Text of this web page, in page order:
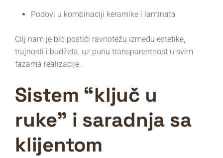
Podovi u kombinaciji keramike i laminata
Cilj nam je bio postići ravnotežu između estetike,
trajnosti i budžeta, uz punu transparentnost u svim
fazama realizacije.
Sistem “ključ u
ruke” i saradnja sa
klijentom